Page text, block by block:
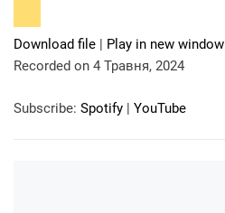
Download file | Play in new window
Recorded on 4 Травня, 2024
Subscribe: Spotify | YouTube